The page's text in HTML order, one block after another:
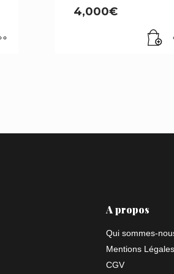
4,000€
A propos
Qui sommes-
Mentions Légales
CGV